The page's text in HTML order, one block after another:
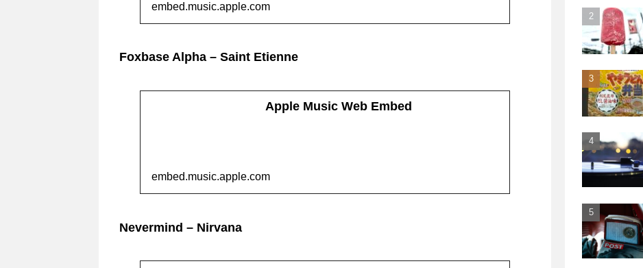
embed.music.apple.com
Foxbase Alpha – Saint Etienne
Apple Music Web Embed
embed.music.apple.com
Nevermind – Nirvana